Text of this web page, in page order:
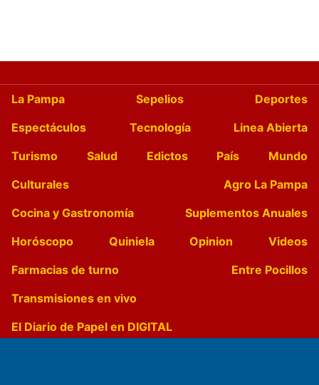
La Pampa Sepelios
Deportes
Espectáculos
Tecnología
Linea Abierta
Turismo
Salud Edictos País
Mundo
Culturales
Agro La Pampa
Cocina y Gastronomía
Suplementos Anuales
Horóscopo
Quiniela Opinion
Videos
Farmacias de turno
Entre Pocillos
Transmisiones en vivo
El Diario de Papel en DIGITAL